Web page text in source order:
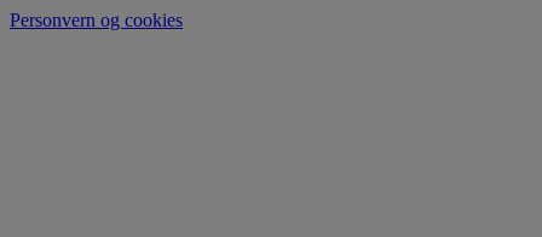
Personvern og cookies